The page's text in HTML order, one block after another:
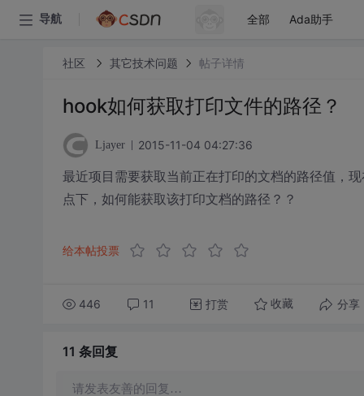
导航 全部 Ada助手
社区 其它技术问题 帖子详情
hook如何获取打印文件的路径？
Ljayer 2015-11-04 04:27:36
最近项目需要获取当前正在打印的文档的路径值 ，
点下，如何能获取该打印文档的路径？？
给本帖投票
446 11 打赏 收藏 分享
11 条回复
请发表友善的回复…